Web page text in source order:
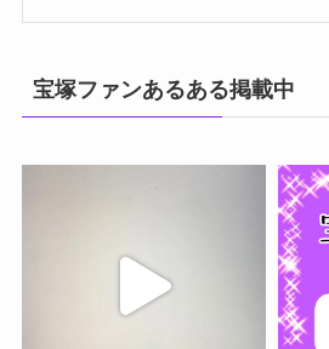
宝塚ファンあるある掲載中